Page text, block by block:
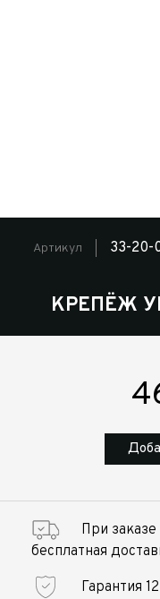
Артикул 33-20-
КРЕПЁЖ
При
бесплатная
Гарантия